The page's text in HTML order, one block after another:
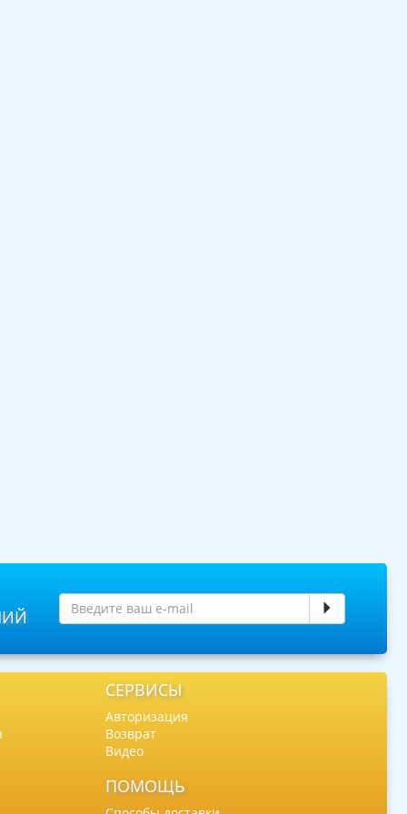
СЕРВИСЫ
Авторизация
Возврат
Видео
ПОМОЩЬ